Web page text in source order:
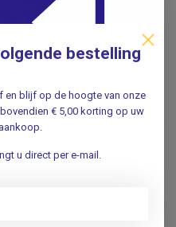
delige set
set
€9,95
bestelling
en blijf op de hoogte van onze
€ 5,00 korting op uw
u direct per e-mail.